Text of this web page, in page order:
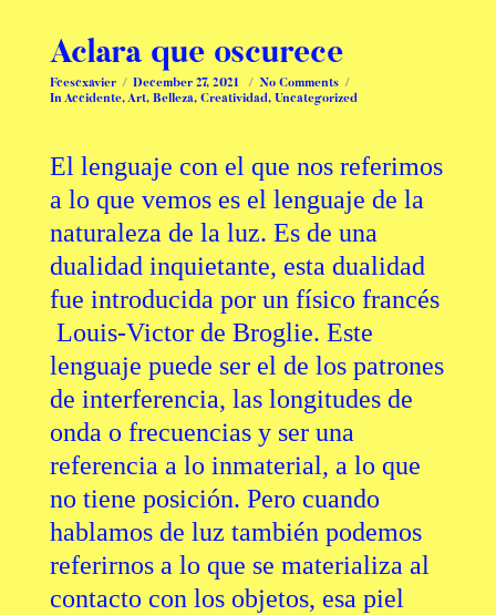
Aclara que oscurece
Fcescxavier December 27, 2021
No Comments
In Accidente,Art, Belleza, Creatividad, Uncategorized
El lenguaje con el que nos referimos
a lo que vemos es el lenguaje de la
naturaleza de la luz. Es de una
dualidad inquietante, esta dualidad
fue introducida por un físico francés
Louis-Victor de Broglie. Este
lenguaje puede ser el de los patrones
de interferencia, las longitudes de
onda o frecuencias y ser una
referencia a lo inmaterial, a lo que
no tiene posición. Pero cuando
hablamos de luz también podemos
referirnos a lo que se materializa al
contacto con los objetos, esa piel